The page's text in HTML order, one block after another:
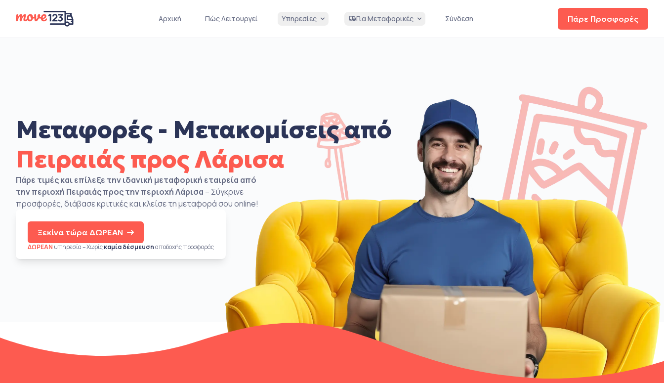
Πάρε Προσφορές
Αρχική Πώς Λειτουργεί Υπηρεσίες Για Μεταφορικές Σύνδεση
Μεταφορές - Μετακομίσεις από
Πειραιάς προς Λάρισα
Πάρε τιμές και επίλεξε την ιδανική μεταφορική εταιρεία από
την περιοχή Πειραιάς προς την περιοχή Λάρισα – Σύγκρινε
προσφορές, διάβασε κριτικές και κλείσε τη μεταφορά σου online!
Ξεκίνα τώρα ΔΩΡΕΑΝ
ΔΩΡΕΑΝ υπηρεσία – Χωρίςκαμία δέσμευσηαποδοχής προσφοράς